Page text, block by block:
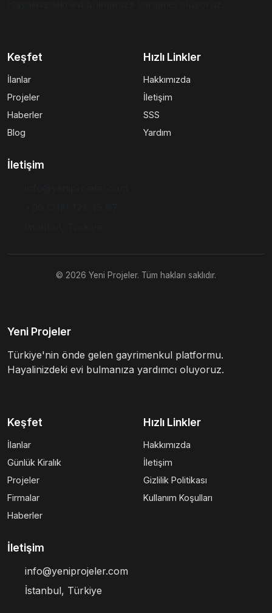
Keşfet
İlanlar
Projeler
Haberler
Blog
Hızlı Linkler
Hakkımızda
İletişim
SSS
Yardım
İletişim
© 2026 Yeni Projeler. Tüm hakları saklıdır.
Yeni Projeler
Türkiye'nin önde gelen gayrimenkul platformu.
Hayalinizdeki evi bulmanıza yardımcı oluyoruz.
Keşfet
İlanlar
Günlük Kiralık
Projeler
Firmalar
Haberler
Hızlı Linkler
Hakkımızda
İletişim
Gizlilik Politikası
Kullanım Koşulları
İletişim
info@yeniprojeler.com
İstanbul, Türkiye